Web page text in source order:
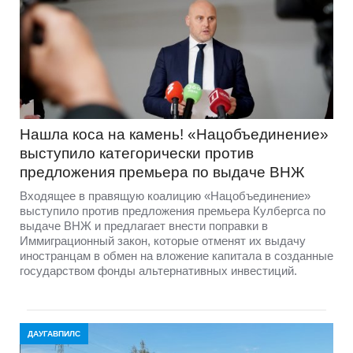
Нашла коса на камень! «Нацобъединение»
выступило категорически против
предложения премьера по выдаче ВНЖ
Входящее в правящую коалицию «Нацобъединение»
выступило против предложения премьера Кулбергса по
выдаче ВНЖ и предлагает внести поправки в
Иммиграционный закон, которые отменят их выдачу
иностранцам в обмен на вложение капитала в созданные
государством фонды альтернативных инвестиций.
ДАУГАВПИЛС